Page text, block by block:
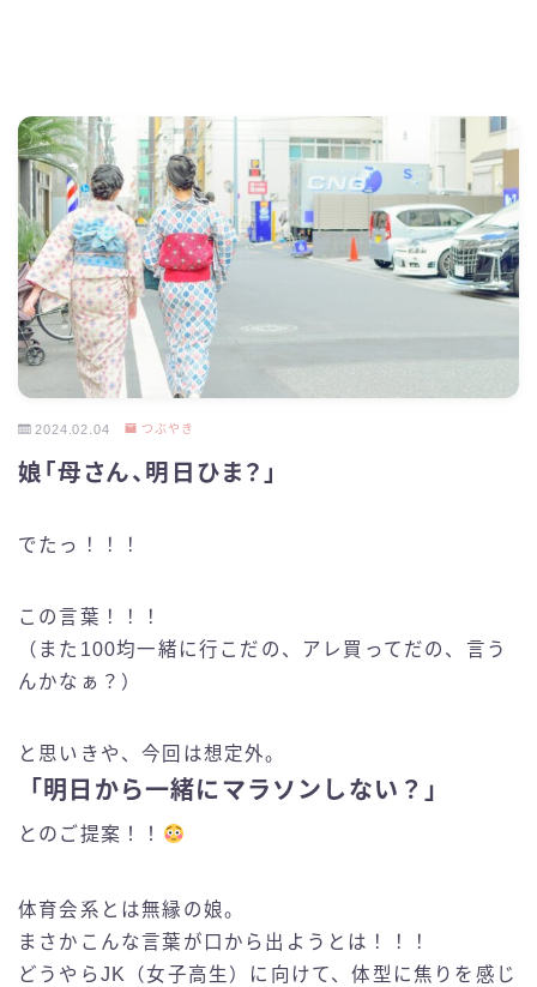
2024.02.04 つぶやき
娘「母さん、明日ひま？」
でたっ！！！
この言葉！！！
（また100均一緒に行こだの、アレ買ってだの、言う
んかなぁ？）
と思いきや、今回は想定外。
「明日から一緒にマラソンしない？」
とのご提案！！
体育会系とは無縁の娘。
まさかこんな言葉が口から出ようとは！！！
どうやらJK（女子高生）に向けて、体型に焦りを感じ